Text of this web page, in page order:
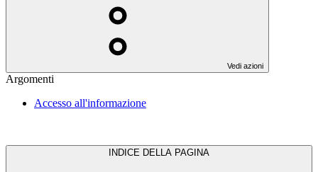
Vedi azioni
Argomenti
Accesso all'informazione
INDICE DELLA PAGINA